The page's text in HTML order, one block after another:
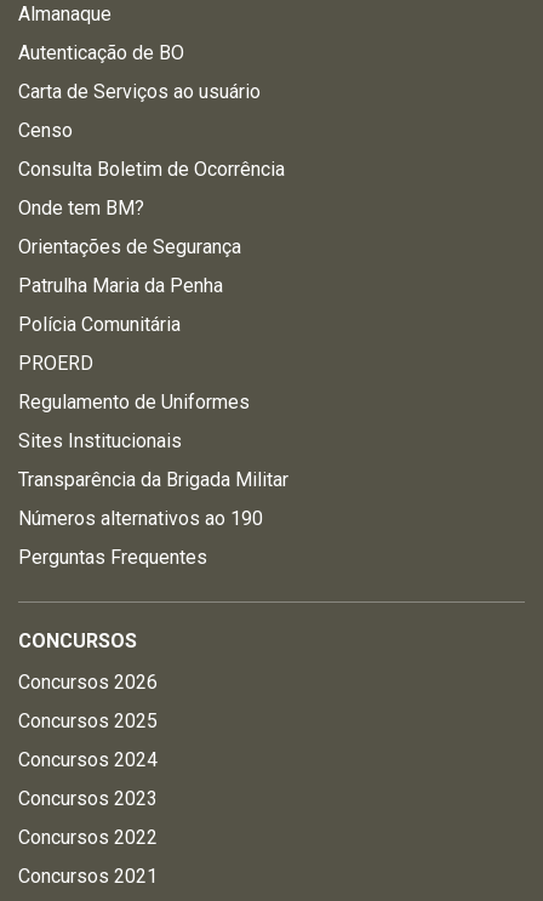
Almanaque
Autenticação de BO
Carta de Serviços ao usuário
Censo
Consulta Boletim de Ocorrência
Onde tem BM?
Orientações de Segurança
Patrulha Maria da Penha
Polícia Comunitária
PROERD
Regulamento de Uniformes
Sites Institucionais
Transparência da Brigada Militar
Números alternativos ao 190
Perguntas Frequentes
CONCURSOS
Concursos 2026
Concursos 2025
Concursos 2024
Concursos 2023
Concursos 2022
Concursos 2021